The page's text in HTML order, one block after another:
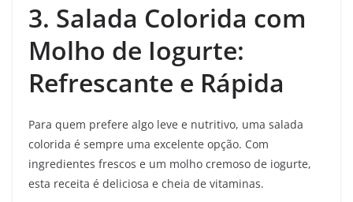
3. Salada Colorida com
Molho de Iogurte:
Refrescante e Rápida
Para quem prefere algo leve e nutritivo, uma salada
colorida é sempre uma excelente opção. Com
ingredientes frescos e um molho cremoso de iogurte,
esta receita é deliciosa e cheia de vitaminas.